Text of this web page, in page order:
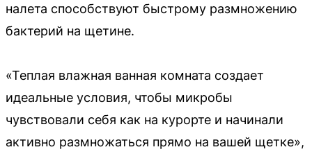
налета способствуют быстрому размножению
бактерий на щетине.
«Теплая влажная ванная комната создает
идеальные условия, чтобы микробы
чувствовали себя как на курорте и начинали
активно размножаться прямо на вашей щетке»,